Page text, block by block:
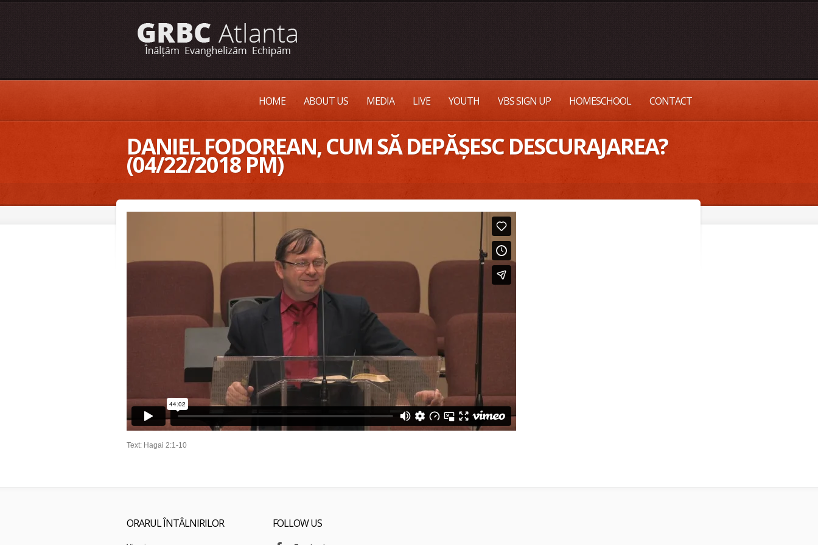
HOME ABOUT US MEDIA LIVE YOUTH VBS SIGN UP HOMESCHOOL CONTACT
DANIEL FODOREAN, CUM SĂ DEPĂȘESC DESCURAJAREA?
(04/22/2018 PM)
Text: Hagai 2:1-10
ORARUL ÎNTÂLNIRILOR FOLLOW US